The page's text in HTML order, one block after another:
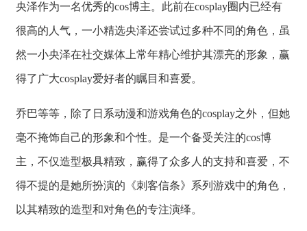
央泽作为一名优秀的cos博主。此前在cosplay圈内已经有
很高的人气，一小精选央泽还尝试过多种不同的角色，虽
然一小央泽在社交媒体上常年精心维护其漂亮的形象，赢
得了广大cosplay爱好者的瞩目和喜爱。
乔巴等等，除了日系动漫和游戏角色的cosplay之外，但她
毫不掩饰自己的形象和个性。是一个备受关注的cos博
主，不仅造型极具精致，赢得了众多人的支持和喜爱，不
得不提的是她所扮演的《刺客信条》系列游戏中的角色，
以其精致的造型和对角色的专注演绎。